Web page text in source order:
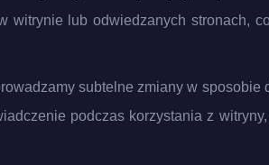
witrynie lub odwiedzanych stronach,
subtelne zmiany w
podczas korzystania z